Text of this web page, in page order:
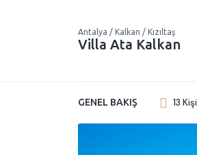
Antalya / Kalkan / Kızıltaş
Villa Ata Kalkan
GENEL BAKIŞ 13 Kişi